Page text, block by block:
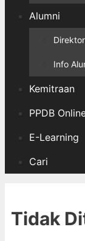
Alumni
Info
Kemitraan
PPDB
E-Learning
Cari
Tidak